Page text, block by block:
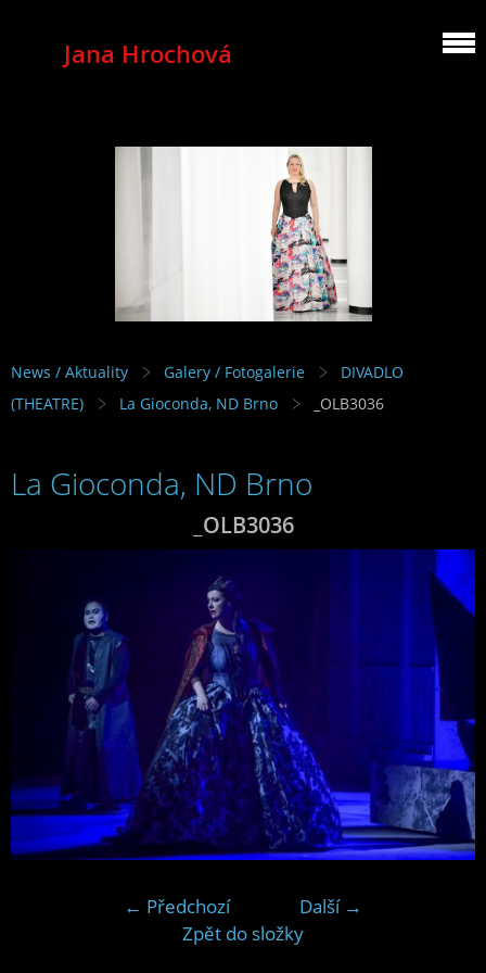
Jana Hrochová
MEZZOSOPRANO
News / Aktuality Galery / Fotogalerie
DIVADLO
(THEATRE)
La Gioconda, ND Brno _OLB3036
La Gioconda, ND Brno
_OLB3036
← Předchozí
Další →
Zpět do složky